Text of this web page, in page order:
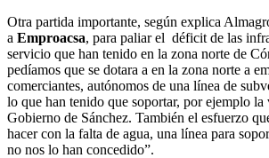
Otra partida importante, según explica
a Emproacsa, para paliar el déficit de las
servicio que han tenido en la zona norte de
pedíamos que se dotara a en la zona norte a
comerciantes, autónomos de una línea de
lo que han tenido que soportar, por ejemplo
Gobierno de Sánchez. También el esfuerzo
hacer con la falta de agua, una línea para
no nos lo han concedido”.